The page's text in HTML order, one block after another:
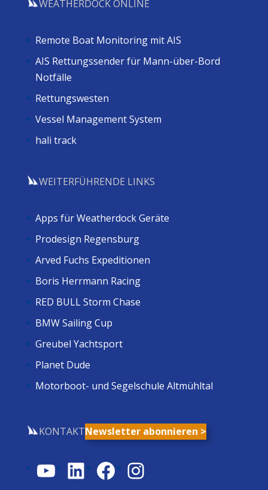
WEATHERDOCK ONLINE
Remote Boat Monitoring mit AIS
AIS Rettungssender für Mann-über-Bord
Notfälle
Rettungswesten
Vessel Management System
hali track
WEITERFÜHRENDE LINKS
Apps für Weatherdock Geräte
Prodesign Regensburg
Arved Fuchs Expeditionen
Boris Herrmann Racing
RED BULL Storm Chase
BMW Sailing Cup
Greubel Yachtsport
Planet Dude
Motorboot- und Segelschule Altmühltal
KONTAKTNewsletter abonnieren >
YouTube
LinkedIn
Facebook
Instagram